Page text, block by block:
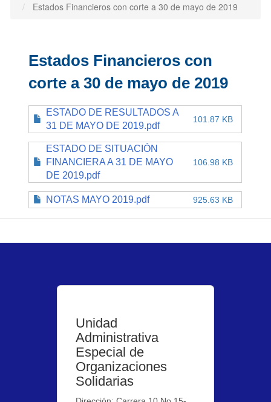
Estados Financieros con corte a 30 de mayo de 2019
Estados Financieros con
corte a 30 de mayo de 2019
ESTADO DE RESULTADOS A
31 DE MAYO DE 2019.pdf
101.87 KB
ESTADO DE SITUACIÓN
FINANCIERA A 31 DE MAYO
DE 2019.pdf
106.98 KB
NOTAS MAYO 2019.pdf 925.63 KB
Unidad
Administrativa
Especial de
Organizaciones
Solidarias